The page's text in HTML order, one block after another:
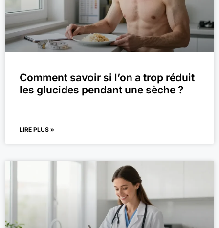
Comment savoir si l’on a trop réduit
les glucides pendant une sèche ?
LIRE PLUS »